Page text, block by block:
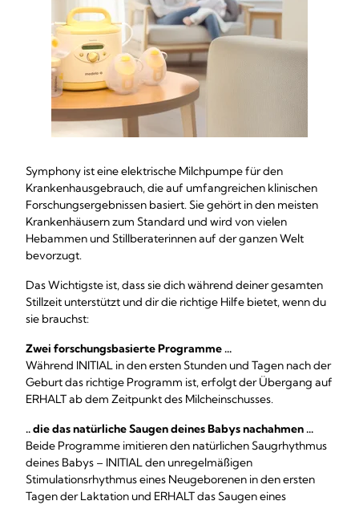
Symphony ist eine elektrische Milchpumpe für den
Krankenhausgebrauch, die auf umfangreichen klinischen
Forschungsergebnissen basiert. Sie gehört in den meisten
Krankenhäusern zum Standard und wird von vielen
Hebammen und Stillberaterinnen auf der ganzen Welt
bevorzugt.
Das Wichtigste ist, dass sie dich während deiner gesamten
Stillzeit unterstützt und dir die richtige Hilfe bietet, wenn du
sie brauchst:
Zwei forschungsbasierte Programme ...
Während INITIAL in den ersten Stunden und Tagen nach der
Geburt das richtige Programm ist, erfolgt der Übergang auf
ERHALT ab dem Zeitpunkt des Milcheinschusses.
.. die das natürliche Saugen deines Babys nachahmen ...
Beide Programme imitieren den natürlichen Saugrhythmus
deines Babys – INITIAL den unregelmäßigen
Stimulationsrhythmus eines Neugeborenen in den ersten
Tagen der Laktation und ERHALT das Saugen eines